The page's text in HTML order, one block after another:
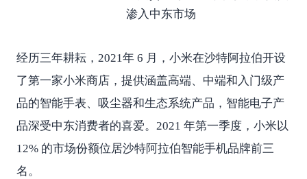
经历三年耕耘，2021年 6 月，小米在沙特阿拉伯开设
了第一家小米商店，提供涵盖高端、中端和入门级产
品的智能手表、吸尘器和生态系统产品，智能电子产
品深受中东消费者的喜爱。2021 年第一季度，小米以
12% 的市场份额位居沙特阿拉伯智能手机品牌前三
名。